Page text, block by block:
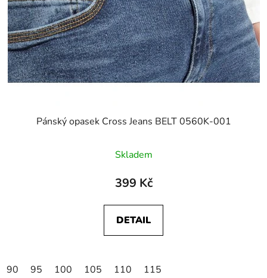
Pánský opasek Cross Jeans BELT 0560K-001
Skladem
399 Kč
DETAIL
90 95 100 105 110 115